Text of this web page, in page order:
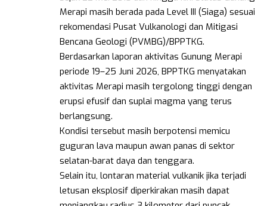
Merapi masih berada pada Level III (Siaga) sesuai
rekomendasi Pusat Vulkanologi dan Mitigasi
Bencana Geologi (PVMBG)/BPPTKG.
Berdasarkan laporan aktivitas Gunung Merapi
periode 19–25 Juni 2026, BPPTKG menyatakan
aktivitas Merapi masih tergolong tinggi dengan
erupsi efusif dan suplai magma yang terus
berlangsung.
Kondisi tersebut masih berpotensi memicu
guguran lava maupun awan panas di sektor
selatan-barat daya dan tenggara.
Selain itu, lontaran material vulkanik jika terjadi
letusan eksplosif diperkirakan masih dapat